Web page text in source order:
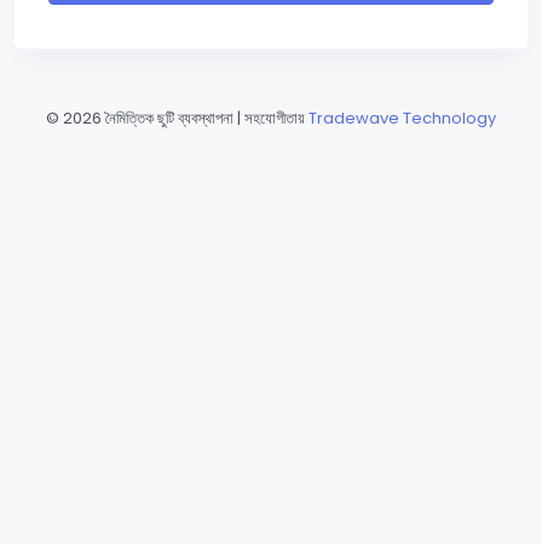
© 2026 নৈমিত্তিক ছুটি ব্যবস্থাপনা | সহযোগীতায়Tradewave Technology